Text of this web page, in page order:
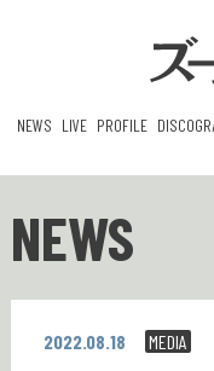
NEWS LIVE PROFILE
NEWS
2022.08.18 MEDIA